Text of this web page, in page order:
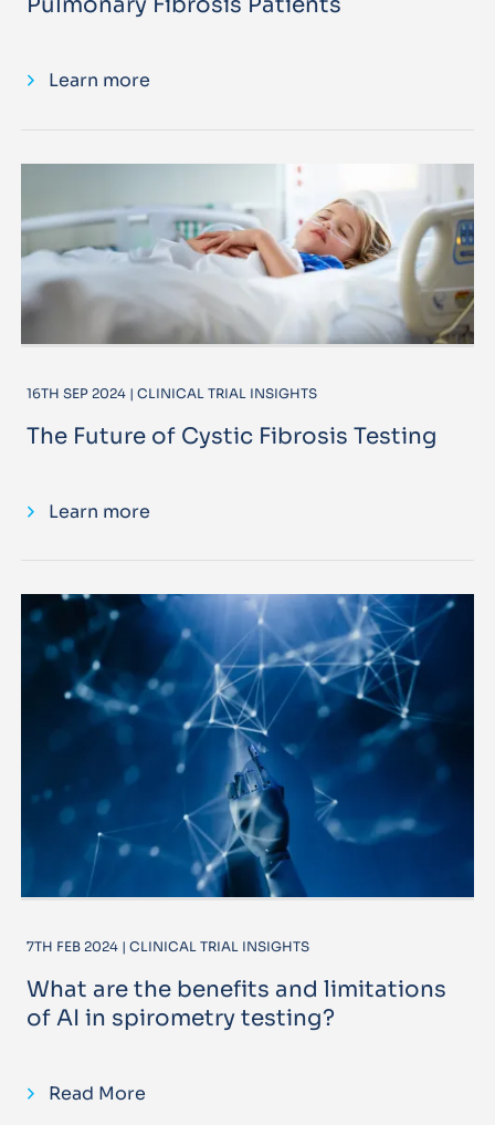
Learn more
16TH SEP 2024 | CLINICAL TRIAL INSIGHTS
The Future of Cystic Fibrosis Testing
Learn more
7TH FEB 2024 | CLINICAL TRIAL INSIGHTS
What are the benefits and limitations
of AI in spirometry testing?
Read More